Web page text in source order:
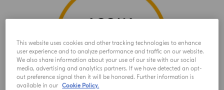
This website uses cookies and other tracking technologies to enhance
user experience and to analyze performance and traffic on our website.
We also share information about your use of our site with our social
media, advertising and analytics partners. If we have detected an opt-
out preference signal then it will be honored. Further information is
available in our Cookie Policy.